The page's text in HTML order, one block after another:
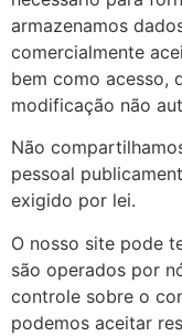
armazenamos
comercialmente
bem como acesso,
modificação não
Não
pessoal
exigido por lei.
O nosso site pode
são operados por
controle sobre o
podemos aceitar